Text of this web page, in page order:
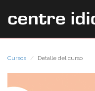
Cursos Detalle del curso